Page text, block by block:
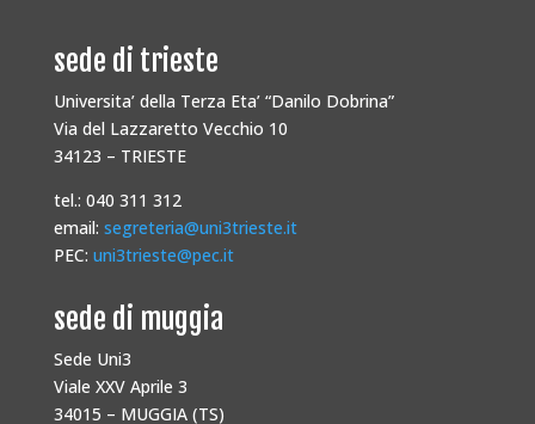
sede di trieste
Universita’ della Terza Eta’ “Danilo Dobrina”
Via del Lazzaretto Vecchio 10
34123 – TRIESTE
tel.: 040 311 312
email: segreteria@uni3trieste.it
PEC: uni3trieste@pec.it
sede di muggia
Sede Uni3
Viale XXV Aprile 3
34015 – MUGGIA (TS)